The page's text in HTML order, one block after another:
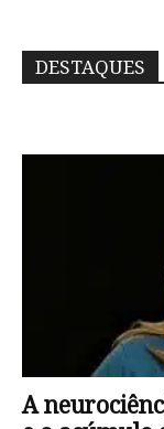
DESTAQUES
A